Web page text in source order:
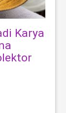
Karya